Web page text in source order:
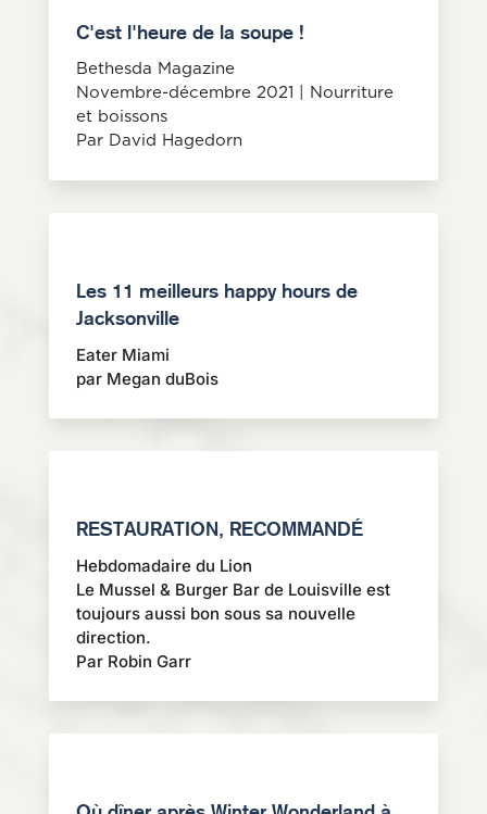
C'est l'heure de la soupe !
Bethesda Magazine
Novembre-décembre 2021 | Nourriture
et boissons
Par David Hagedorn
Les 11 meilleurs happy hours de
Jacksonville
Eater Miami
par Megan duBois
RESTAURATION, RECOMMANDÉ
Hebdomadaire du Lion
Le Mussel & Burger Bar de Louisville est
toujours aussi bon sous sa nouvelle
direction.
Par Robin Garr